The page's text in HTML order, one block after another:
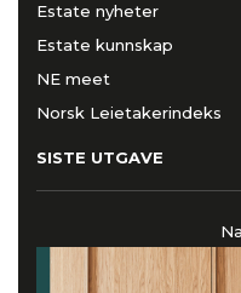
Estate nyheter
Estate kunnskap
NE meet
Norsk Leietakerindeks
SISTE UTGAVE